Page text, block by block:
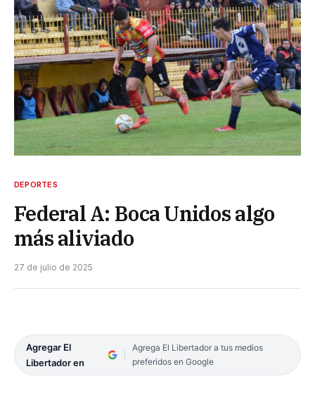
DEPORTES
Federal A: Boca Unidos algo
más aliviado
27 de julio de 2025
Agregar El
Libertador en
Agrega El Libertador a tus medios
preferidos en Google